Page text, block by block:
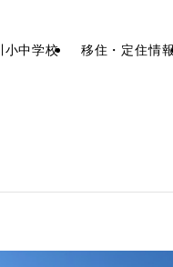
小中学校 移住・定住情